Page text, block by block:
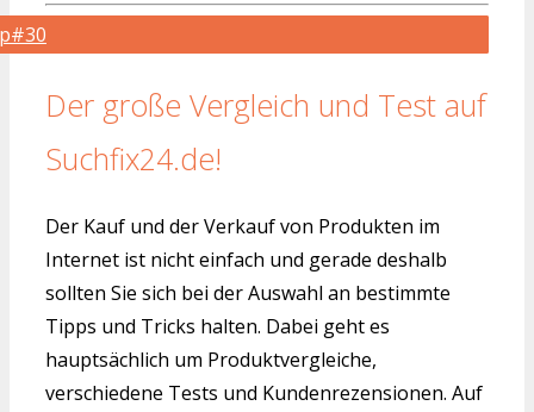
Der große Vergleich und Test auf
Suchfix24.de!
Der Kauf und der Verkauf von Produkten im
Internet ist nicht einfach und gerade deshalb
sollten Sie sich bei der Auswahl an bestimmte
Tipps und Tricks halten. Dabei geht es
hauptsächlich um Produktvergleiche,
verschiedene Tests und Kundenrezensionen. Auf